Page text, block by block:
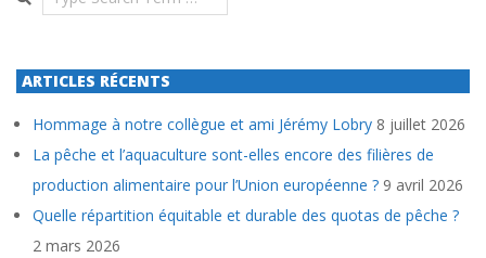
ARTICLES RÉCENTS
Hommage à notre collègue et ami Jérémy Lobry 8 juillet 2026
La pêche et l’aquaculture sont-elles encore des filières de
production alimentaire pour l’Union européenne ? 9 avril 2026
Quelle répartition équitable et durable des quotas de pêche ?
2 mars 2026